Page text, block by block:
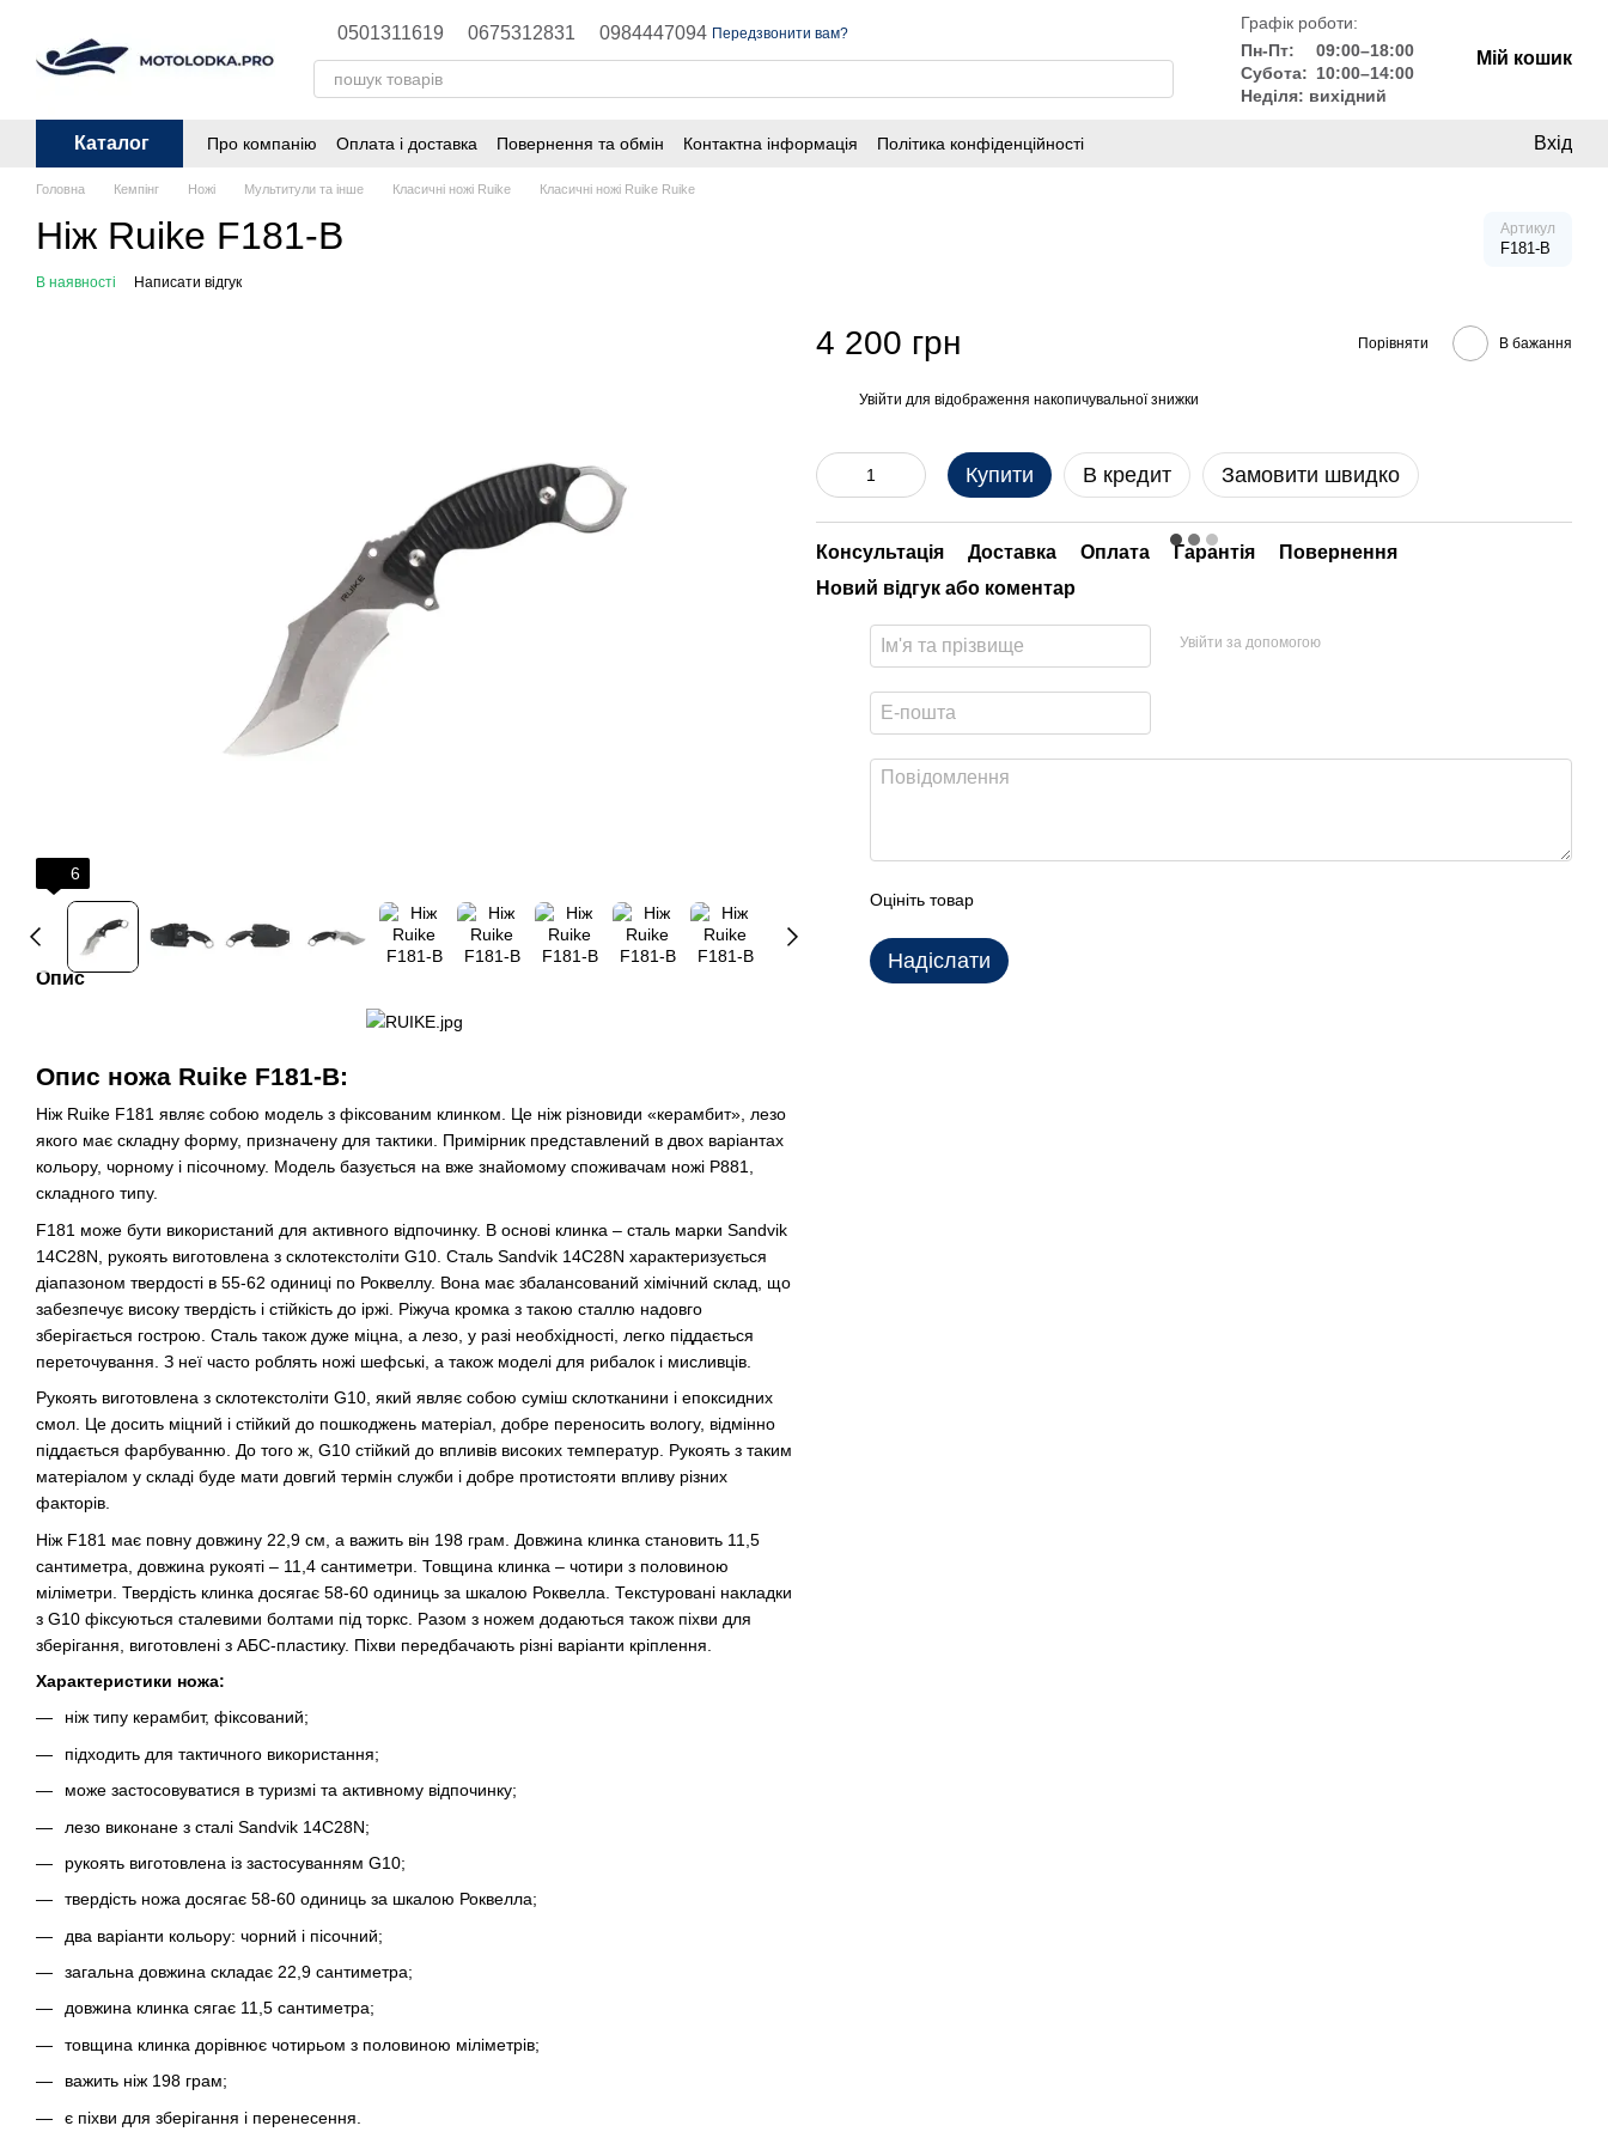
0501311619 0675312831 0984447094 Передзвонити вам?
Графік роботи:
Пн-Пт:
09:00–18:00
Субота: 10:00–14:00
Неділя: вихідний
Мій кошик
Каталог Про компанію Оплата і доставка Повернення та обмін Контактна інформація Політика конфіденційності Вхід
Головна Кемпінг Ножі Мультитули та інше Класичні ножі Ruike Класичні ножі Ruike Ruike
Ніж Ruike F181-B Артикул
F181-B
В наявності Написати відгук
6
Опис
Опис ножа Ruike F181-B:
Ніж Ruike F181 являє собою модель з фіксованим клинком. Це ніж різновиди «керамбит», лезо
якого має складну форму, призначену для тактики. Примірник представлений в двох варіантах
кольору, чорному і пісочному. Модель базується на вже знайомому споживачам ножі P881,
складного типу.
F181 може бути використаний для активного відпочинку. В основі клинка – сталь марки Sandvik
14C28N, рукоять виготовлена з склотекстоліти G10. Сталь Sandvik 14C28N характеризується
діапазоном твердості в 55-62 одиниці по Роквеллу. Вона має збалансований хімічний склад, що
забезпечує високу твердість і стійкість до іржі. Ріжуча кромка з такою сталлю надовго
зберігається гострою. Сталь також дуже міцна, а лезо, у разі необхідності, легко піддається
переточування. З неї часто роблять ножі шефські, а також моделі для рибалок і мисливців.
Рукоять виготовлена з склотекстоліти G10, який являє собою суміш склотканини і епоксидних
смол. Це досить міцний і стійкий до пошкоджень матеріал, добре переносить вологу, відмінно
піддається фарбуванню. До того ж, G10 стійкий до впливів високих температур. Рукоять з таким
матеріалом у складі буде мати довгий термін служби і добре протистояти впливу різних
факторів.
Ніж F181 має повну довжину 22,9 см, а важить він 198 грам. Довжина клинка становить 11,5
сантиметра, довжина рукояті – 11,4 сантиметри. Товщина клинка – чотири з половиною
міліметри. Твердість клинка досягає 58-60 одиниць за шкалою Роквелла. Текстуровані накладки
з G10 фіксуються сталевими болтами під торкс. Разом з ножем додаються також піхви для
зберігання, виготовлені з АБС-пластику. Піхви передбачають різні варіанти кріплення.
Характеристики ножа:
ніж типу керамбит, фіксований;
підходить для тактичного використання;
може застосовуватися в туризмі та активному відпочинку;
лезо виконане з сталі Sandvik 14C28N;
рукоять виготовлена із застосуванням G10;
твердість ножа досягає 58-60 одиниць за шкалою Роквелла;
два варіанти кольору: чорний і пісочний;
загальна довжина складає 22,9 сантиметра;
довжина клинка сягає 11,5 сантиметра;
товщина клинка дорівнює чотирьом з половиною міліметрів;
важить ніж 198 грам;
є піхви для зберігання і перенесення.
4 200 грн Порівняти В бажання
Увійти для відображення накопичувальної знижки
Купити В кредит Замовити швидко
Консультація Доставка Оплата Гарантія
Повернення
Новий відгук або коментар
Увійти за допомогою
Оцініть товар
Надіслати